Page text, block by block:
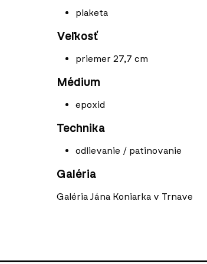
plaketa
Veľkosť
priemer 27,7 cm
Médium
epoxid
Technika
odlievanie / patinovanie
Galéria
Galéria Jána Koniarka v Trnave